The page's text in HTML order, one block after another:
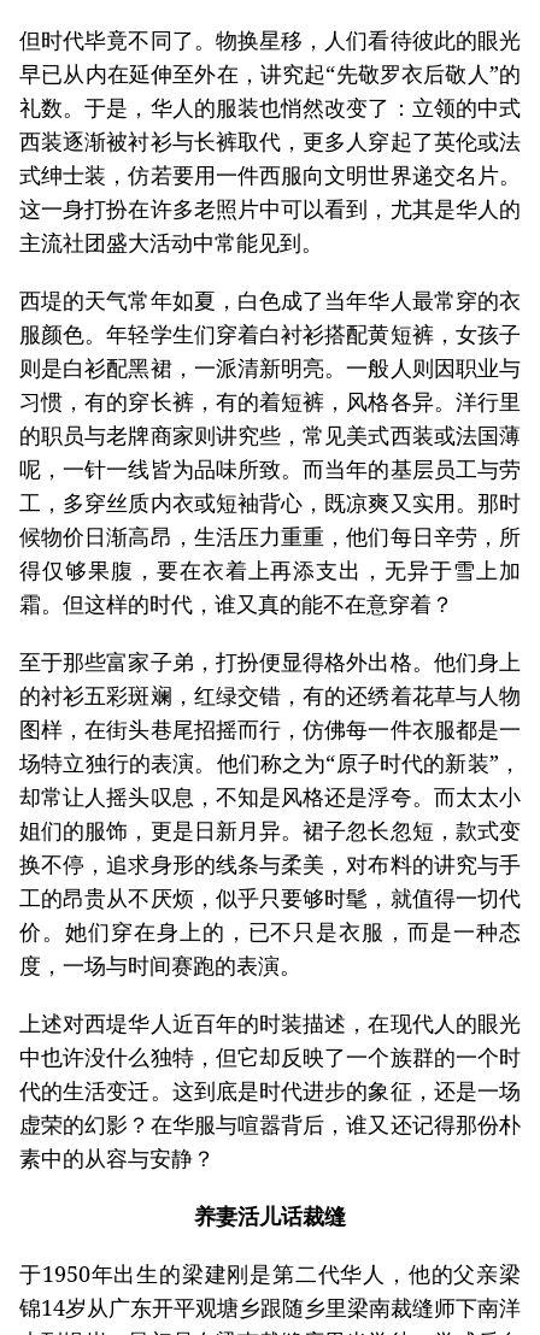
但时代毕竟不同了。物换星移，人们看待彼此的眼光
早已从内在延伸至外在，讲究起“先敬罗衣后敬人”的
礼数。于是，华人的服装也悄然改变了：立领的中式
西装逐渐被衬衫与长裤取代，更多人穿起了英伦或法
式绅士装，仿若要用一件西服向文明世界递交名片。
这一身打扮在许多老照片中可以看到，尤其是华人的
主流社团盛大活动中常能见到。
西堤的天气常年如夏，白色成了当年华人最常穿的衣
服颜色。年轻学生们穿着白衬衫搭配黄短裤，女孩子
则是白衫配黑裙，一派清新明亮。一般人则因职业与
习惯，有的穿长裤，有的着短裤，风格各异。洋行里
的职员与老牌商家则讲究些，常见美式西装或法国薄
呢，一针一线皆为品味所致。而当年的基层员工与劳
工，多穿丝质内衣或短袖背心，既凉爽又实用。那时
候物价日渐高昂，生活压力重重，他们每日辛劳，所
得仅够果腹，要在衣着上再添支出，无异于雪上加
霜。但这样的时代，谁又真的能不在意穿着？
至于那些富家子弟，打扮便显得格外出格。他们身上
的衬衫五彩斑斓，红绿交错，有的还绣着花草与人物
图样，在街头巷尾招摇而行，仿佛每一件衣服都是一
场特立独行的表演。他们称之为“原子时代的新装”，
却常让人摇头叹息，不知是风格还是浮夸。而太太小
姐们的服饰，更是日新月异。裙子忽长忽短，款式变
换不停，追求身形的线条与柔美，对布料的讲究与手
工的昂贵从不厌烦，似乎只要够时髦，就值得一切代
价。她们穿在身上的，已不只是衣服，而是一种态
度，一场与时间赛跑的表演。
上述对西堤华人近百年的时装描述，在现代人的眼光
中也许没什么独特，但它却反映了一个族群的一个时
代的生活变迁。这到底是时代进步的象征，还是一场
虚荣的幻影？在华服与喧嚣背后，谁又还记得那份朴
素中的从容与安静？
养妻活儿话裁缝
于1950年出生的梁建刚是第二代华人，他的父亲梁
锦14岁从广东开平观塘乡跟随乡里梁南裁缝师下南洋